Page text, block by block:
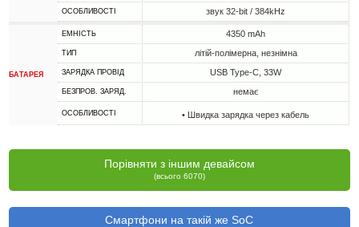
ОСОБЛИВОСТІ звук 32-bit / 384kHz
БАТАРЕЯ
ЕМНІСТЬ 4350 mAh
ТИП літій-полімерна, незнімна
ЗАРЯДКА ПРОВІД USB Type-C, 33W
БЕЗПРОВ. ЗАРЯД. немає
ОСОБЛИВОСТІ • Швидка зарядка через кабель
Порівняти з іншим девайсом
(всього 6070)
Смартфони на такій же SoC